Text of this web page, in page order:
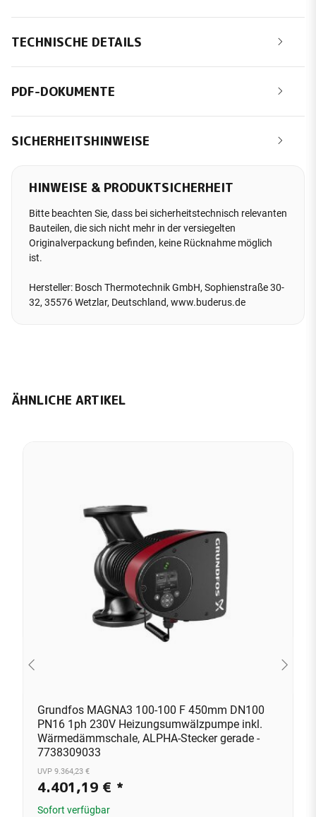
TECHNISCHE DETAILS
PDF-DOKUMENTE
SICHERHEITSHINWEISE
HINWEISE & PRODUKTSICHERHEIT
Bitte beachten Sie, dass bei sicherheitstechnisch relevanten
Bauteilen, die sich nicht mehr in der versiegelten
Originalverpackung befinden, keine Rücknahme möglich
ist.
Hersteller: Bosch Thermotechnik GmbH, Sophienstraße 30-
32, 35576 Wetzlar, Deutschland, www.buderus.de
ÄHNLICHE ARTIKEL
Grundfos MAGNA3 100-100 F 450mm DN100
PN16 1ph 230V Heizungsumwälzpumpe inkl.
Wärmedämmschale, ALPHA-Stecker gerade -
7738309033
UVP 9.364,23 €
4.401,19 € *
Sofort verfügbar